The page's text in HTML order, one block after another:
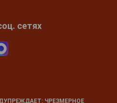
сетях
ЧРЕЗМЕРНОЕ